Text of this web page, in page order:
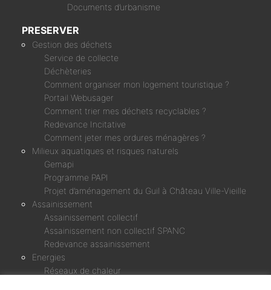
Documents d’urbanisme
PRESERVER
Gestion des déchets
Service de collecte
Déchèteries
Comment organiser mon logement touristique ?
Portail Webusager
Comment trier mes déchets recyclables ?
Redevance Incitative
Comment jeter mes ordures ménagères ?
Milieux aquatiques et risques naturels
Gemapi
Programme PAPI
Projet d’aménagement du Guil à Château Ville-Vieille
Assainissement
Assainissement collectif
Assainissement non collectif SPANC
Redevance assainissement
Energies
Réseaux de chaleur